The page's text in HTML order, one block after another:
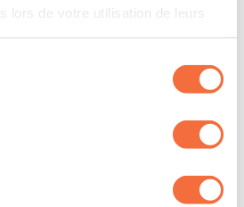
lors de votre utilisation de leurs
- Système d'information
dangereuses utilisées au